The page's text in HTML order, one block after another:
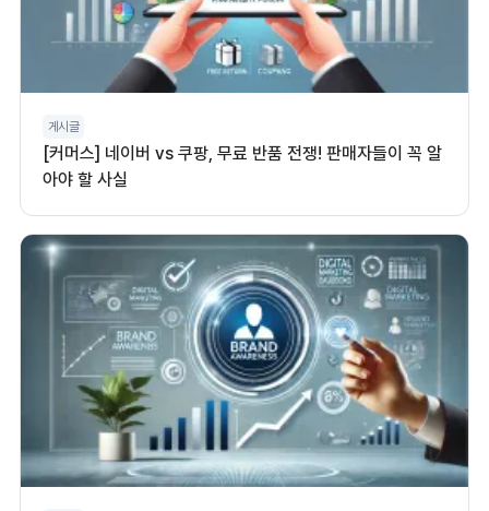
게시글
[커머스] 네이버 vs 쿠팡, 무료 반품 전쟁! 판매자들이 꼭 알
아야 할 사실